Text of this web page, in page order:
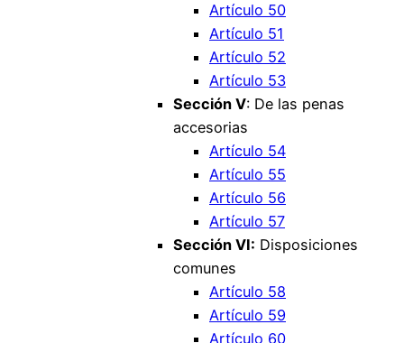
Artículo 50
Artículo 51
Artículo 52
Artículo 53
Sección V: De las penas
accesorias
Artículo 54
Artículo 55
Artículo 56
Artículo 57
Sección VI: Disposiciones
comunes
Artículo 58
Artículo 59
Artículo 60